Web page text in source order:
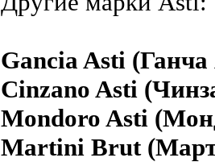
Gancia Asti (Ганча
Cinzano Asti
Mondoro Asti
Martini Brut